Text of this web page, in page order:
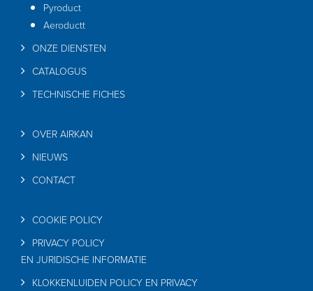
Pyroduct
Aeroductt
ONZE DIENSTEN
CATALOGUS
TECHNISCHE FICHES
OVER AIRKAN
NIEUWS
CONTACT
COOKIE POLICY
PRIVACY POLICY
EN JURIDISCHE INFORMATIE
KLOKKENLUIDEN POLICY EN PRIVACY